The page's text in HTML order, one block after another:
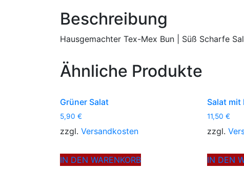
Beschreibung
Hausgemachter Tex-Mex Bun | Süß Scharfe
Ähnliche Produkte
Grüner Salat
5,90 €
zzgl. Versandkosten
IN DEN WARENKORB
Salat
11,50 €
zzgl.
IN DEN